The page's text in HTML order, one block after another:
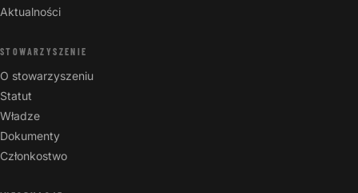
Aktualności
STOWARZYSZENIE
O stowarzyszeniu
Statut
Władze
Dokumenty
Członkostwo